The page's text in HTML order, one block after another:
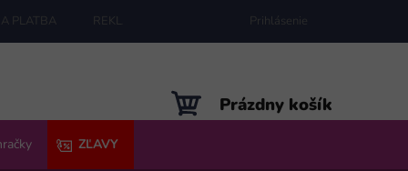
PLATBA REKLAMÁCIE MAPA SERVERU
Prihlásenie
NÁKUPNÝ
KOŠÍK
Prázdny košík
ZĽAVY